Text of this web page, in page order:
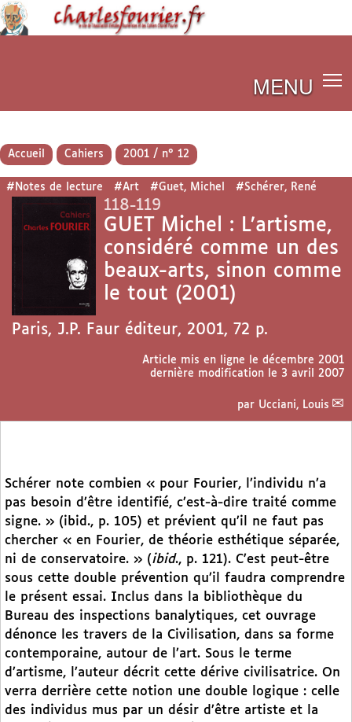
MENU
Accueil Cahiers 2001 / n° 12
#Notes de lecture #Art #Guet, Michel #Schérer, René
118-119
GUET Michel : L’artisme,
considéré comme un des
beaux-arts, sinon comme
le tout (2001)
Paris, J.P. Faur éditeur, 2001, 72 p.
Article mis en ligne le décembre 2001
dernière modification le 3 avril 2007
par Ucciani, Louis
Schérer note combien « pour Fourier, l’individu n’a
pas besoin d’être identifié, c’est-à-dire traité comme
signe. » (ibid., p. 105) et prévient qu’il ne faut pas
chercher « en Fourier, de théorie esthétique séparée,
ni de conservatoire. » (ibid., p. 121). C’est peut-être
sous cette double prévention qu’il faudra comprendre
le présent essai. Inclus dans la bibliothèque du
Bureau des inspections banalytiques, cet ouvrage
dénonce les travers de la Civilisation, dans sa forme
contemporaine, autour de l’art. Sous le terme
d’artisme, l’auteur décrit cette dérive civilisatrice. On
verra derrière cette notion une double logique : celle
des individus mus par un désir d’être artiste et la